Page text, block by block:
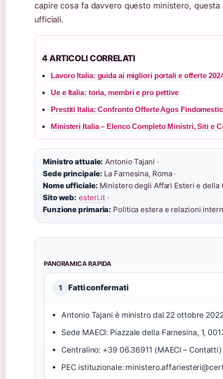
capire cosa fa davvero questo ministero,
ufficiali.
4 ARTICOLI CORRELATI
Lavoro Italia: guida ai migliori portali e offerte
Ue e Italia: toria, membri e pro pettive
Prestiti Italia: Confronto Offerte Agos Findomestic
Ministeri Italia – Elenco Completo Ministri, Siti e
Ministro attuale: Antonio Tajani ·
Sede principale: La Farnesina, Roma ·
Nome ufficiale: Ministero degli Affari Esteri e della
Sito web: esteri.it ·
Funzione primaria: Politica estera e relazioni
PANORAMICA RAPIDA
1 Fatti confermati
Antonio Tajani è ministro dal 22 ottobre
Sede MAECI: Piazzale della Farnesina, 1,
Centralino: +39 06.36911 (MAECI – Contatti)
PEC istituzionale: